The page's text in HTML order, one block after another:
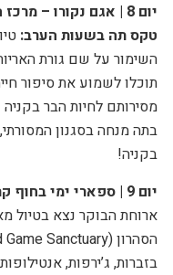
יום 8 |
אגם נקורו –
טקס תה בשעות הערב:
השימור על שם גורת
תוכלו לשמוע את סיפור
מסירותם לחיות הבר
בתה מנחה בסגנון
בקניה!
יום 9
| ספארי ימי בחוף
ארוחת הבוקר נצא בטיול
הסהרון (Sanctuary
בזברות, ג’ירפות,